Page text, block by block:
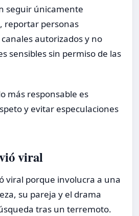
seguir únicamente
reportar personas
autorizados y no
sensibles sin permiso de las
más responsable es
y evitar especulaciones
viral
viral porque involucra a una
su pareja y el drama
tras un terremoto.